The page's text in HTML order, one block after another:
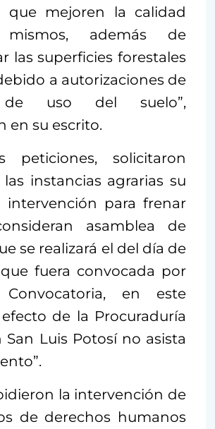
que mejoren la calidad
además de
las superficies forestales
a autorizaciones de
de uso del suelo”,
en su escrito.
peticiones, solicitaron
instancias agrarias su
intervención para frenar
asamblea de
se realizará el del día de
fuera convocada por
Convocatoria, en este
de la Procuraduría
San Luis Potosí no asista
la intervención de
de derechos humanos